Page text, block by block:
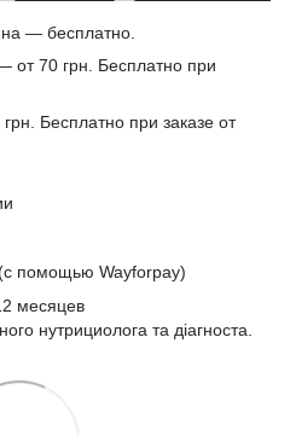
— бесплатно.
от 70 грн. Бесплатно при
Бесплатно при заказе от
помощью Wayforpay)
месяцев
нутрициолога та діагноста.